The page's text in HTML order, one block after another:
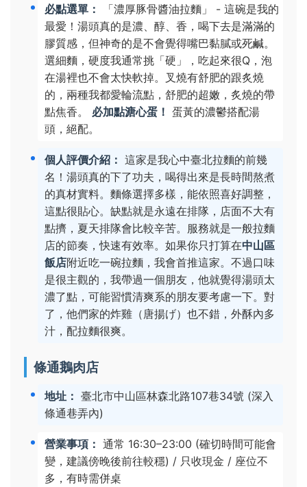
必點選單：
「濃厚豚骨醬油拉麵」 - 這碗是我的
最愛！湯頭真的是濃、醇、香，喝下去是滿滿的
膠質感，但神奇的是不會覺得嘴巴黏膩或死鹹。
選細麵，硬度我通常挑「硬」，吃起來很Q，泡
在湯裡也不會太快軟掉。叉燒有舒肥的跟炙燒
的，兩種我都愛輪流點，舒肥的超嫩，炙燒的帶
點焦香。 必加點溏心蛋！ 蛋黃的濃鬱搭配湯
頭，絕配。
個人評價介紹： 這家是我心中臺北拉麵的前幾
名！湯頭真的下了功夫，喝得出來是長時間熬煮
的真材實料。麵條選擇多樣，能依照喜好調整，
這點很貼心。缺點就是永遠在排隊，店面不大有
點擠，夏天排隊會比較辛苦。服務就是一般拉麵
店的節奏，快速有效率。如果你只打算在中山區
飯店附近吃一碗拉麵，我會首推這家。不過口味
是很主觀的，我帶過一個朋友，他就覺得湯頭太
濃了點，可能習慣清爽系的朋友要考慮一下。對
了，他們家的炸雞（唐揚げ）也不錯，外酥內多
汁，配拉麵很爽。
條通鵝肉店
地址： 臺北市中山區林森北路107巷34號 (深入
條通巷弄內)
營業事項： 通常 16:30–23:00 (確切時間可能會
變，建議傍晚後前往較穩) / 只收現金 / 座位不
多，有時需併桌